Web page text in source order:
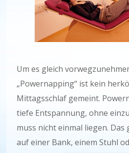
Um es gleich
„Powernapping“ ist kein
Mittagsschlaf gemeint.
tiefe Entspannung, ohne
muss nicht einmal liegen. Das
auf einer Bank, einem Stuhl